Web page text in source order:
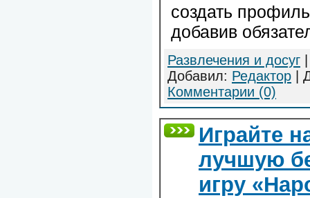
создать
добавив
Развлечения и досуг
Добавил: Редактор |
Комментарии (0)
Играйте
лучшую
игру